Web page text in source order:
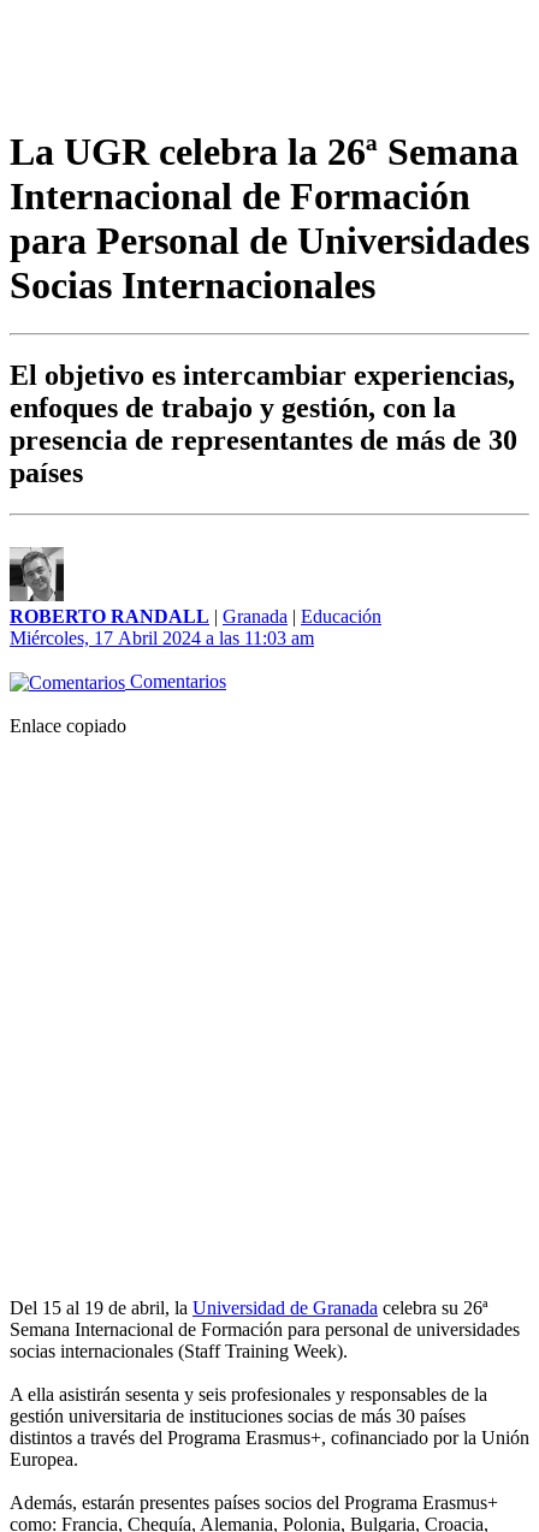
La UGR celebra la 26ª Semana
Internacional de Formación
para Personal de Universidades
Socias Internacionales
El objetivo es intercambiar experiencias,
enfoques de trabajo y gestión, con la
presencia de representantes de más de 30
países
ROBERTO RANDALL | Granada | Educación
Miércoles, 17 Abril 2024 a las 11:03 am
Comentarios
Enlace copiado
Del 15 al 19 de abril, la Universidad de Granada celebra su 26ª
Semana Internacional de Formación para personal de universidades
socias internacionales (Staff Training Week).
A ella asistirán sesenta y seis profesionales y responsables de la
gestión universitaria de instituciones socias de más 30 países
distintos a través del Programa Erasmus+, cofinanciado por la Unión
Europea.
Además, estarán presentes países socios del Programa Erasmus+
como: Francia, Chequía, Alemania, Polonia, Bulgaria, Croacia,